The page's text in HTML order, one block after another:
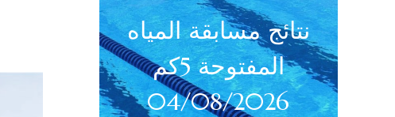
نتائج بطولة جميع
الأصناف (أداني /
أصاغر/أواسط /